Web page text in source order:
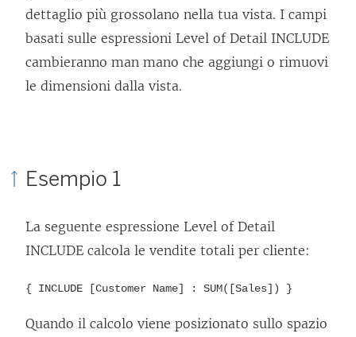
dettaglio più grossolano nella tua vista. I campi
basati sulle espressioni Level of Detail INCLUDE
cambieranno man mano che aggiungi o rimuovi
le dimensioni dalla vista.
Esempio 1
La seguente espressione Level of Detail
INCLUDE calcola le vendite totali per cliente:
{ INCLUDE [Customer Name] : SUM([Sales]) }
Quando il calcolo viene posizionato sullo spazio